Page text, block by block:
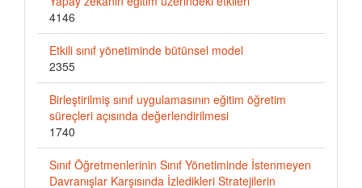
4146
Etkili sınıf yönetiminde bütünsel model
2355
Birleştirilmiş sınıf uygulamasının eğitim öğretim
süreçleri açısında değerlendirilmesi
1740
Sınıf Öğretmenlerinin Sınıf Yönetiminde İstenmeyen
Davranışlar Karşısında İzledikleri Stratejilerin